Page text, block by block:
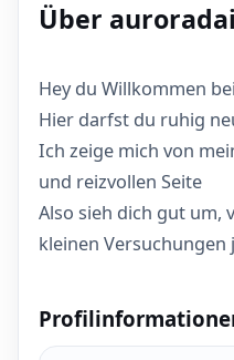
Über
Hey du Willkommen
Hier darfst du ruhig
Ich zeige mich von
und reizvollen Seite
Also sieh dich gut um,
kleinen Versuchungen